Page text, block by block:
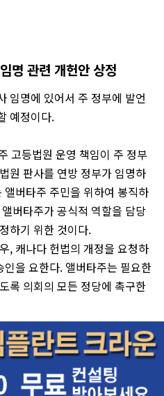
명 관련 개헌안 상정
임명에 있어서 주 정부에 발언
예정이다.
고등법원 운영 책임이 주 정부
원 판사를 연방 정부가 임명하
버타주 주민을 위하여 봉직하
버타주가 공식적 역할을 담당
하기 위한 것이다.
, 캐나다 헌법의 개정을 요청하
을 요한다. 앨버타주는 필요한
록 의회의 모든 정당에 촉구한